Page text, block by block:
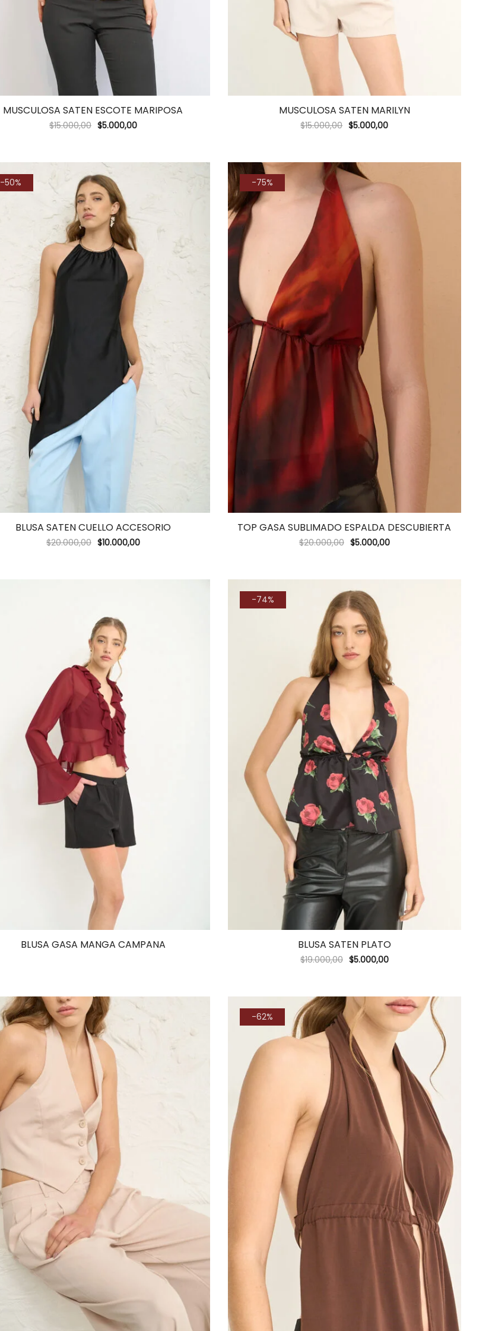
MUSCULOSA SATEN ESCOTE MARIPOSA
$15.000,00 $5.000,00
MUSCULOSA SATEN MARILYN
$15.000,00 $5.000,00
-50%
BLUSA SATEN CUELLO ACCESORIO
$20.000,00 $10.000,00
-75%
TOP GASA SUBLIMADO ESPALDA DESCUBIERTA
$20.000,00 $5.000,00
BLUSA GASA MANGA CAMPANA
-74%
BLUSA SATEN PLATO
$19.000,00 $5.000,00
-62%